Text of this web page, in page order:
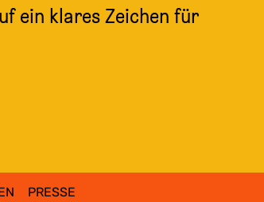
ein klares Zeichen für
PRESSE